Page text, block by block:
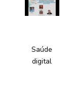
Saúde
digital